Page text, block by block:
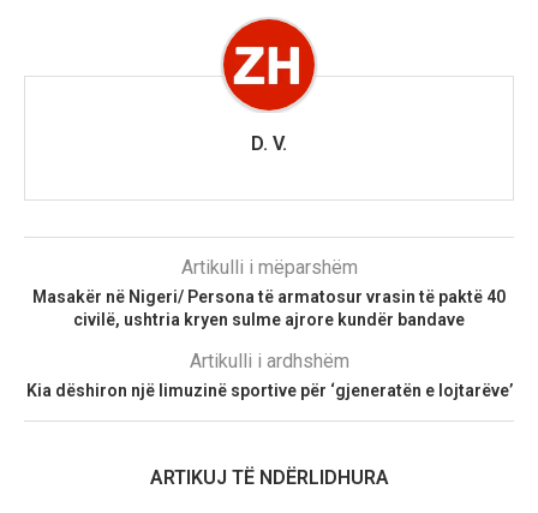
D. V.
Artikulli i mëparshëm
Masakër në Nigeri/ Persona të armatosur vrasin të paktë 40
civilë, ushtria kryen sulme ajrore kundër bandave
Artikulli i ardhshëm
Kia dëshiron një limuzinë sportive për ‘gjeneratën e lojtarëve’
ARTIKUJ TË NDËRLIDHURA